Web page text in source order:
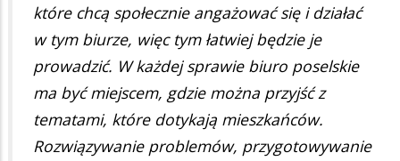
które chcą społecznie angażować się i działać
w tym biurze, więc tym łatwiej będzie je
prowadzić. W każdej sprawie biuro poselskie
ma być miejscem, gdzie można przyjść z
tematami, które dotykają mieszkańców.
Rozwiązywanie problemów, przygotowywanie